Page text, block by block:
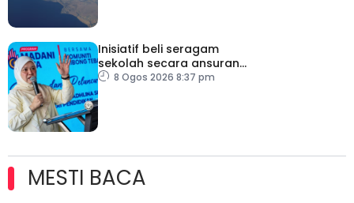
Inisiatif beli seragam
sekolah secara ansuran
ringankan beban ibu
8 Ogos 2026 8:37 pm
MESTI BACA